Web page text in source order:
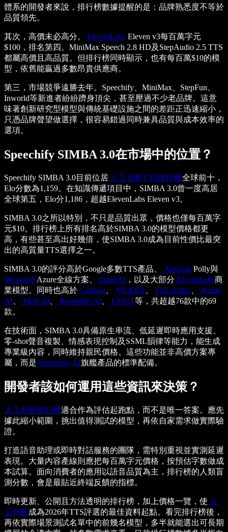
體系的開發者來說，排行榜數據提醒的是：品牌熟悉度不等於
品質領先。
其次，高價未必高分。 ElevenLabs Eleven v3每百萬字元
$100，排名第四。MiniMax Speech 2.8 HD及StepAudio 2.5 TTS
都屬高價且高品質。但排行榜同時顯示，也有每百萬$10的模
型，依舊能贏過多數昂貴供應商。
第三，市場競爭遠勝去年。Speechify、MiniMax、StepFun、
Inworld等新進者紛紛躋身頂尖，甚至壓過不少老品牌。這意
味著創新研究型模型與傳統基礎設施之間的差距正迅速縮小，
只憑品牌聲望做選擇，很容易錯過同時兼具品質與成本效率的
選項。
Speechify SIMBA 3.0在市場中的位置？
Speechify SIMBA 3.0目前位居 人工分析TTS排行榜全球前十，
Elo分數為1,159。在知識傳遞項目中，SIMBA 3.0曾一度高居
全球第五，Elo分1,186，超越ElevenLabs Eleven v3。
SIMBA 3.0之所以特別，不只是品質出眾，價格也僅每百萬字
元$10。排行榜上所有排名高於SIMBA 3.0的模型價格都更
高，有些甚至高出好幾倍，使SIMBA 3.0成為目前性價比最突
出的高質量TTS選擇之一。
SIMBA 3.0的評分高於Google多數TTS產品、 Amazon Polly與
Microsoft Azure全線方案、 OpenAI ，以及大部分 ElevenLabs商
業模型。同時也高於 Cartesia NVIDIA Fish Audio
Hume
AI
Murf AI Resemble AI LMNT等，共超越76款中的69
款。
在技術面，SIMBA 3.0具備原生串流、低延遲即時應用支援、
零-shot聲音複製、情感表現控制及SSML韻律等能力，能生成
專業級內容，同時維持親民價格。這些功能並非高價方案專
屬，而是 Speechify AI旗艦產品的標準配備。
開發者該如何運用這些資訊來決策？
人工分析排行榜適合作為評估起跑點，而不是唯一答案。應先
據此縮小範圍，挑出值得測試的模型，再依自家需求做實際驗
證。
打造語音助理或即時對話服務的團隊，需特別重視並實測延遲
表現。大量內容產線則應把每百萬字元價格，按預估字數做成
本試算。面向消費者的應用以語音品質為主，排行榜的人類盲
測分數，會是最貼近終端反饋的指標。
即時更新、公開且方法透明的排行榜，加上價格一覽，使 人
工分析成為2026年TTS評選的最佳資料起點。看完排行榜後，
再依實際場景測試名單中的前幾名模型，多半就能選出可長期